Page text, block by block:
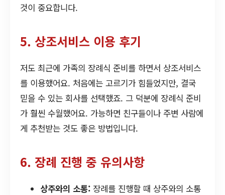
것이 중요합니다.
5. 상조서비스 이용 후기
저도 최근에 가족의 장례식 준비를 하면서 상조서비스
를 이용했어요. 처음에는 고르기가 힘들었지만, 결국
믿을 수 있는 회사를 선택했죠. 그 덕분에 장례식 준비
가 훨씬 수월했어요. 가능하면 친구들이나 주변 사람에
게 추천받는 것도 좋은 방법입니다.
6. 장례 진행 중 유의사항
상주와의 소통: 장례를 진행할 때 상주와의 소통